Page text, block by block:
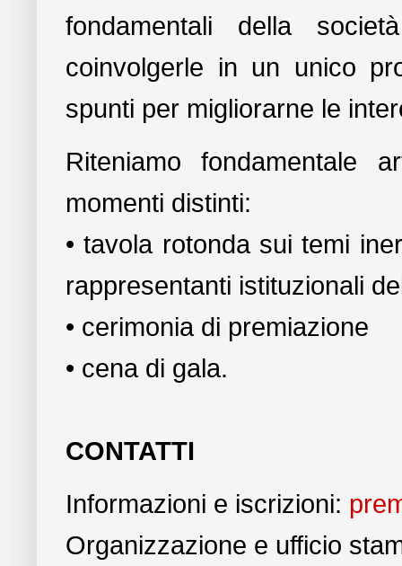
fondamentali della
coinvolgerle in un unico
spunti per migliorarne le
Riteniamo fondamentale
momenti distinti:
• tavola rotonda sui temi
rappresentanti istituzionali
• cerimonia di premiazione
• cena di gala.
CONTATTI
Informazioni e iscrizioni:
Organizzazione e ufficio